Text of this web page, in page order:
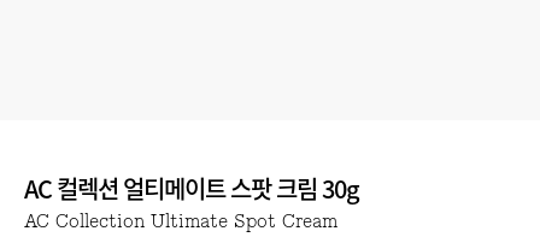
AC 컬렉션 얼티메이트 스팟 크림 30g
AC Collection Ultimate Spot Cream